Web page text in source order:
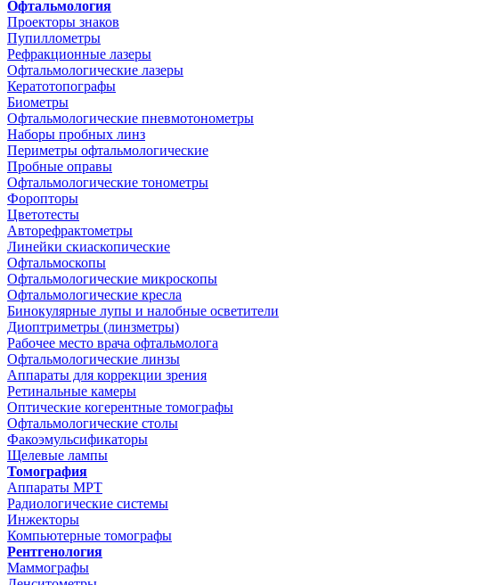
Офтальмология
Проекторы знаков
Пупиллометры
Рефракционные лазеры
Офтальмологические лазеры
Кератотопографы
Биометры
Офтальмологические пневмотонометры
Наборы пробных линз
Периметры офтальмологические
Пробные оправы
Офтальмологические тонометры
Форопторы
Цветотесты
Авторефрактометры
Линейки скиаскопические
Офтальмоскопы
Офтальмологические микроскопы
Офтальмологические кресла
Бинокулярные лупы и налобные осветители
Диоптриметры (линзметры)
Рабочее место врача офтальмолога
Офтальмологические линзы
Аппараты для коррекции зрения
Ретинальные камеры
Оптические когерентные томографы
Офтальмологические столы
Факоэмульсификаторы
Щелевые лампы
Томография
Аппараты МРТ
Радиологические системы
Инжекторы
Компьютерные томографы
Рентгенология
Маммографы